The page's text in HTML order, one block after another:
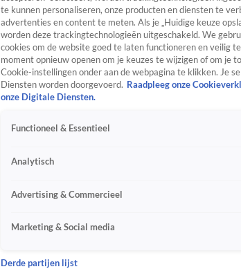
te kunnen personaliseren, onze producten en diensten te
advertenties en content te meten. Als je „Huidige keuze
worden deze trackingtechnologieën uitgeschakeld. We
cookies om de website goed te laten functioneren en veilig
moment opnieuw openen om je keuzes te wijzigen of om je
Cookie-instellingen onder aan de webpagina te klikken. Je
Diensten worden doorgevoerd. Raadpleeg onze
onze Digitale Diensten.
Functioneel & Essentieel
Analytisch
Advertising & Commercieel
Marketing & Social media
Derde partijen lijst